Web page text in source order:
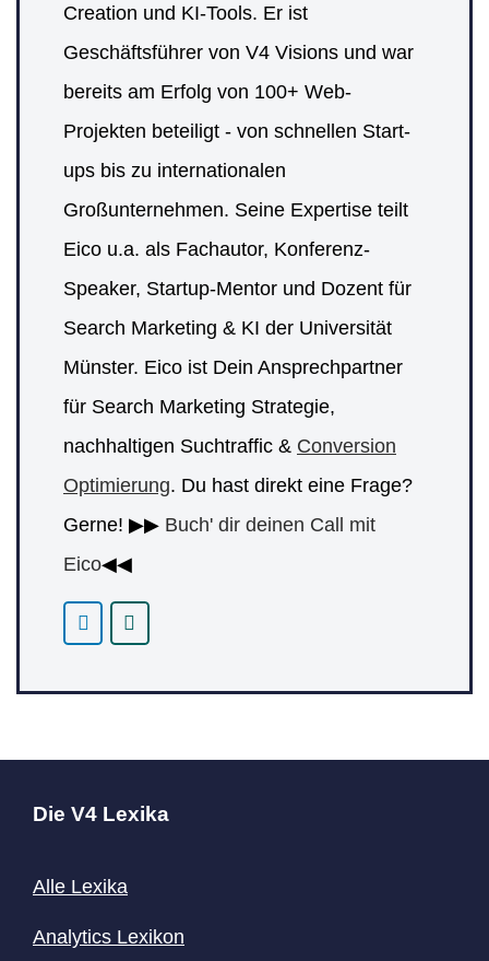
Creation und KI-Tools. Er ist
Geschäftsführer von V4 Visions und war
bereits am Erfolg von 100+ Web-
Projekten beteiligt - von schnellen Start-
ups bis zu internationalen
Großunternehmen. Seine Expertise teilt
Eico u.a. als Fachautor, Konferenz-
Speaker, Startup-Mentor und Dozent für
Search Marketing & KI der Universität
Münster. Eico ist Dein Ansprechpartner
für Search Marketing Strategie,
nachhaltigen Suchtraffic & Conversion
Optimierung. Du hast direkt eine Frage?
Gerne! ▶▶ Buch' dir deinen Call mit
Eico◀◀
Die V4 Lexika
Alle Lexika
Analytics Lexikon